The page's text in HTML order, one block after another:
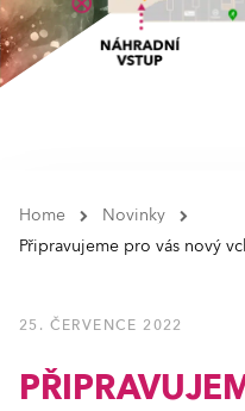
Home
Novinky
Připravujeme pro vás nový
25. ČERVENCE 2022